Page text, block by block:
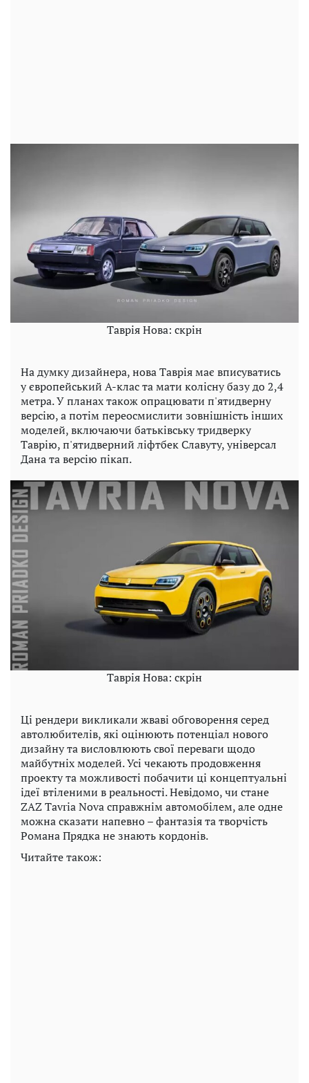
Таврія Нова: скрін
На думку дизайнера, нова Таврія має вписуватись
у європейський А-клас та мати колісну базу до 2,4
метра. У планах також опрацювати п'ятидверну
версію, а потім переосмислити зовнішність інших
моделей, включаючи батьківську тридверку
Таврію, п'ятидверний ліфтбек Славуту, універсал
Дана та версію пікап.
Таврія Нова: скрін
Ці рендери викликали жваві обговорення серед
автолюбителів, які оцінюють потенціал нового
дизайну та висловлюють свої переваги щодо
майбутніх моделей. Усі чекають продовження
проекту та можливості побачити ці концептуальні
ідеї втіленими в реальності. Невідомо, чи стане
ZAZ Tavria Nova справжнім автомобілем, але одне
можна сказати напевно – фантазія та творчість
Романа Прядка не знають кордонів.
Читайте також: